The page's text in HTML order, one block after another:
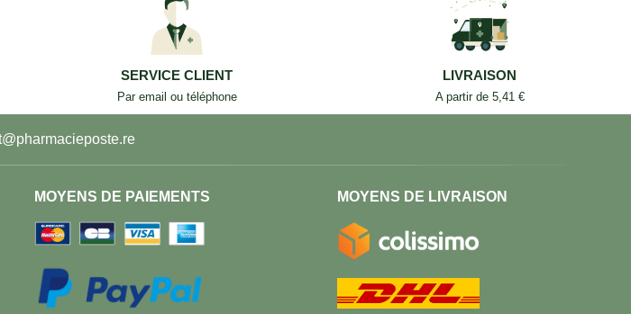
SERVICE CLIENT
Par email ou téléphone
LIVRAISON
A partir de 5,41 €
MOYENS DE PAIEMENTS MOYENS DE LIVRAISON